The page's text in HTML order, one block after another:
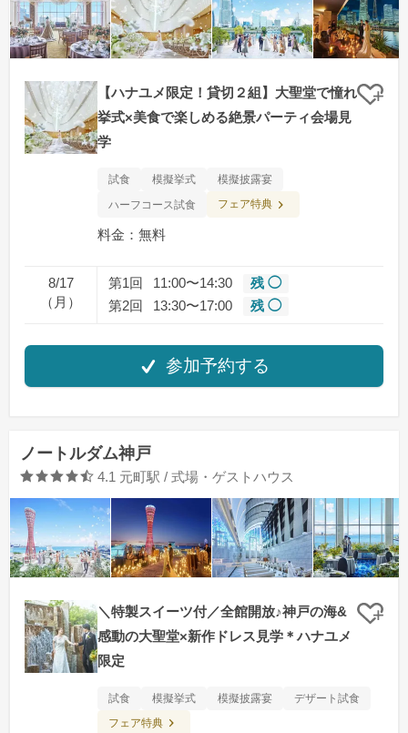
【ハナユメ限定！貸切２組】大聖堂で憧れ
挙式×美食で楽しめる絶景パーティ会場見
学
クリ
試食 模擬挙式
模擬披露宴
ハーフコース試食
フェア特典
料金：無料
8/17
（月）
第1回 11:00〜14:30
残 ◯
第2回
13:30〜17:00 残 ◯
参加予約する
ノートルダム神戸
口コミ評価
4.1 元町駅 / 式場・ゲストハウス
＼特製スイーツ付／全館開放♪神戸の海&
感動の大聖堂×新作ドレス見学＊ハナユメ
限定
クリ
試食 模擬挙式 模擬披露宴
デザート試食
フェア特典